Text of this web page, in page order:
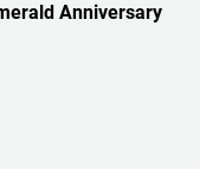
Anniversary